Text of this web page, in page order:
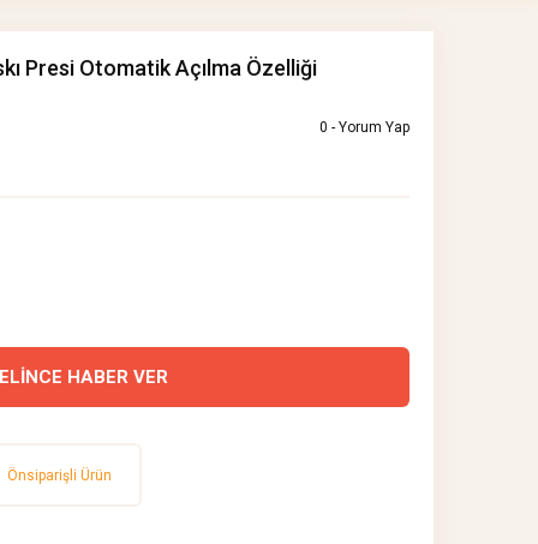
Presi Otomatik Açılma Özelliği
0 - Yorum Yap
HABER VER
Önsiparişli Ürün